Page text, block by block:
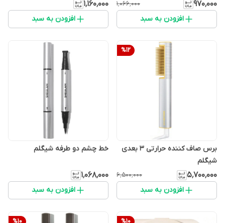
۹۷۰٬۰۰۰ ۱٬۰۶۶٬۰۰۰
افزودن به سبد
۱٬۱۶۰٬۰۰۰
افزودن به سبد
%12
برس صاف کننده حرارتی 3 بعدی
شیگلم
۵٬۷۰۰٬۰۰۰ ۶٬۵۰۰٬۰۰۰
افزودن به سبد
خط چشم دو طرفه شیگلم
۱٬۰۶۸٬۰۰۰
افزودن به سبد
%10
%10